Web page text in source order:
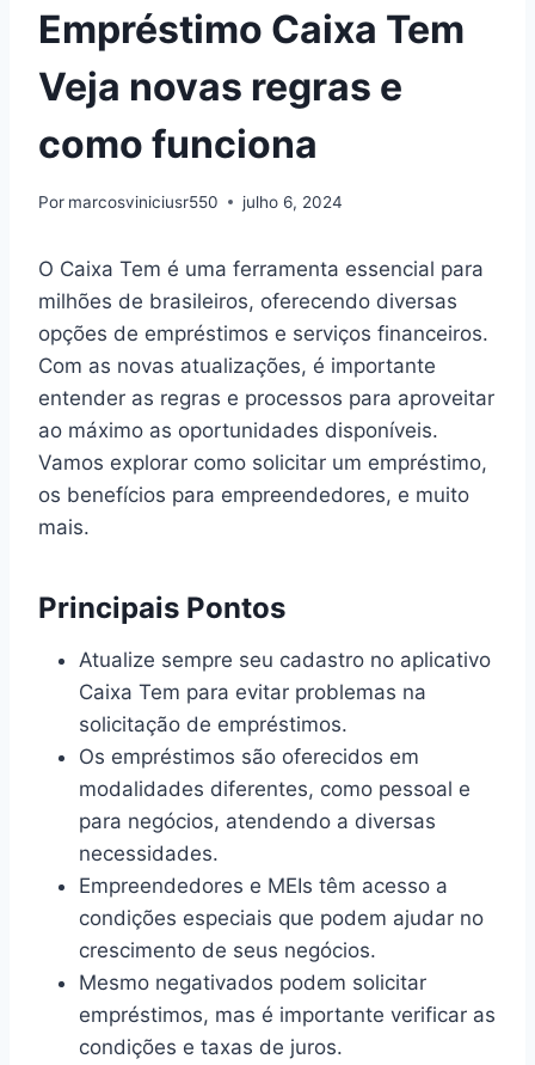
Empréstimo Caixa Tem
Veja novas regras e
como funciona
Por marcosviniciusr550 julho 6, 2024
O Caixa Tem é uma ferramenta essencial para
milhões de brasileiros, oferecendo diversas
opções de empréstimos e serviços financeiros.
Com as novas atualizações, é importante
entender as regras e processos para aproveitar
ao máximo as oportunidades disponíveis.
Vamos explorar como solicitar um empréstimo,
os benefícios para empreendedores, e muito
mais.
Principais Pontos
Atualize sempre seu cadastro no aplicativo
Caixa Tem para evitar problemas na
solicitação de empréstimos.
Os empréstimos são oferecidos em
modalidades diferentes, como pessoal e
para negócios, atendendo a diversas
necessidades.
Empreendedores e MEIs têm acesso a
condições especiais que podem ajudar no
crescimento de seus negócios.
Mesmo negativados podem solicitar
empréstimos, mas é importante verificar as
condições e taxas de juros.